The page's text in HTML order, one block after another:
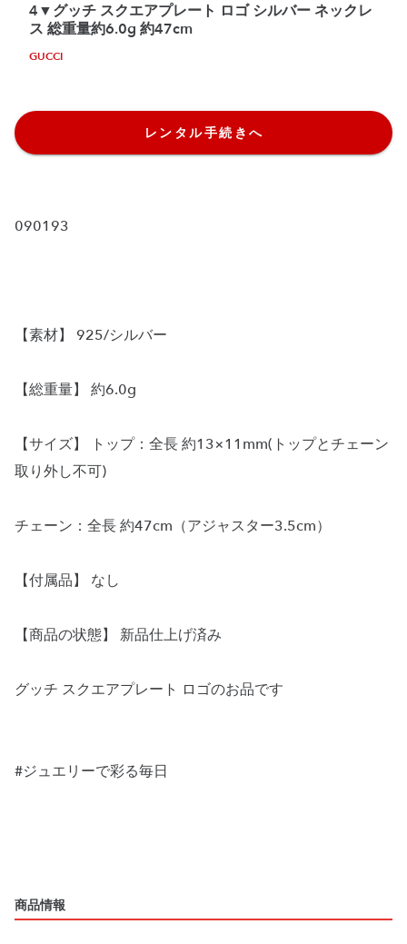
4▼グッチ スクエアプレート ロゴ シルバー ネックレ
ス 総重量約6.0g 約47cm
GUCCI
レンタル手続きへ
090193
【素材】 925/シルバー
【総重量】 約6.0g
【サイズ】 トップ：全長 約13×11mm(トップとチェーン
取り外し不可)
チェーン：全長 約47cm（アジャスター3.5cm）
【付属品】 なし
【商品の状態】 新品仕上げ済み
グッチ スクエアプレート ロゴのお品です
#ジュエリーで彩る毎日
商品情報